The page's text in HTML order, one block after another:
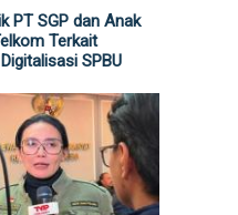
PT SGP dan Anak
Terkait
SPBU